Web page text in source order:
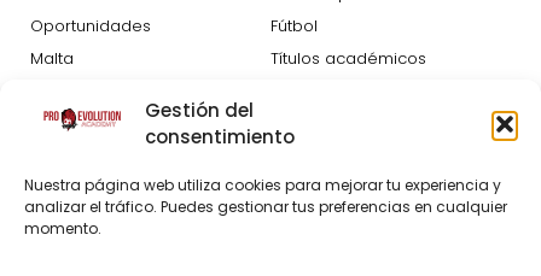
Gestión del
consentimiento
Nuestra página web utiliza cookies para mejorar tu experiencia y
analizar el tráfico. Puedes gestionar tus preferencias en cualquier
momento.
Oportunidades
Malta
Blog
Fútbol
Títulos académicos
Pruebas De Captación
Inscripción Hombres
Inscripción Mujeres
Acerca de
El personal